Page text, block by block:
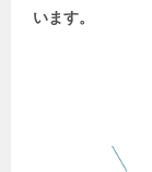
います。